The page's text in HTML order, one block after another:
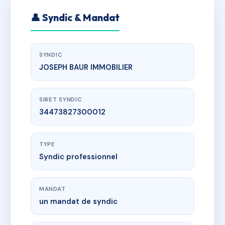
👤 Syndic & Mandat
SYNDIC
JOSEPH BAUR IMMOBILIER
SIRET SYNDIC
34473827300012
TYPE
Syndic professionnel
MANDAT
un mandat de syndic